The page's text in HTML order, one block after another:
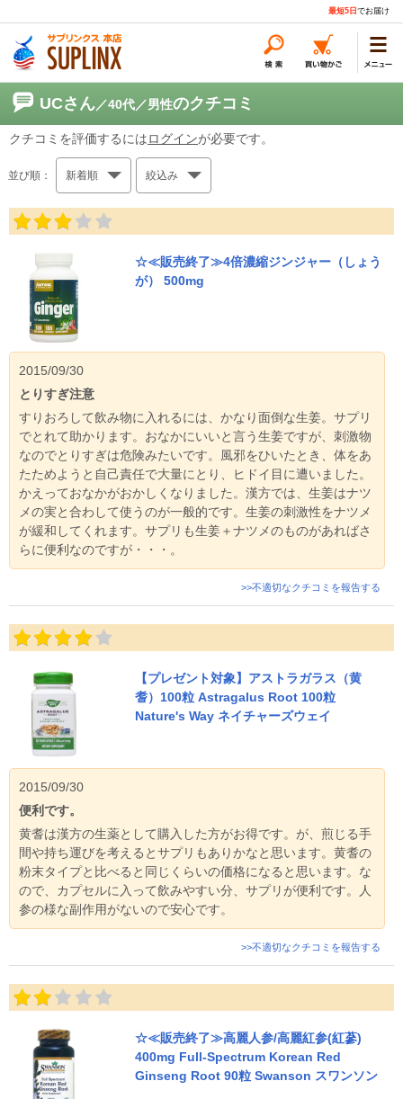
最短5日 でお届け
UCさん／40代／男性のクチコミ
クチコミを評価するにはログインが必要です。
並び順： 新着順 絞込み
☆≪販売終了≫4倍濃縮ジンジャー（しょう
が） 500mg
2015/09/30
とりすぎ注意
すりおろして飲み物に入れるには、かなり面倒な生姜。サプリ
でとれて助かります。おなかにいいと言う生姜ですが、刺激物
なのでとりすぎは危険みたいです。風邪をひいたとき、体をあ
たためようと自己責任で大量にとり、ヒドイ目に遭いました。
かえっておなかがおかしくなりました。漢方では、生姜はナツ
メの実と合わして使うのが一般的です。生姜の刺激性をナツメ
が緩和してくれます。サプリも生姜＋ナツメのものがあればさ
らに便利なのですが・・・。
>>不適切なクチコミを報告する
【プレゼント対象】アストラガラス（黄
耆）100粒 Astragalus Root 100粒
Nature's Way ネイチャーズウェイ
2015/09/30
便利です。
黄耆は漢方の生薬として購入した方がお得です。が、煎じる手
間や持ち運びを考えるとサプリもありかなと思います。黄耆の
粉末タイプと比べると同じくらいの価格になると思います。な
ので、カプセルに入って飲みやすい分、サプリが便利です。人
参の様な副作用がないので安心です。
>>不適切なクチコミを報告する
☆≪販売終了≫高麗人参/高麗紅参(紅蔘)
400mg Full-Spectrum Korean Red
Ginseng Root 90粒 Swanson スワンソン